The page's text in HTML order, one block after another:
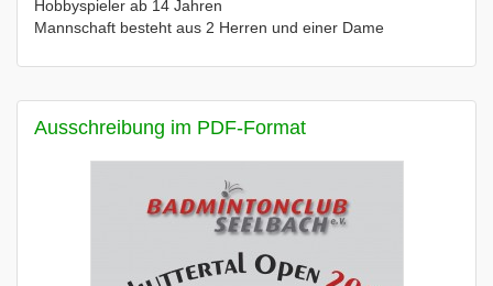
Hobbyspieler ab 14 Jahren
Mannschaft besteht aus 2 Herren und einer Dame
Ausschreibung im PDF-Format